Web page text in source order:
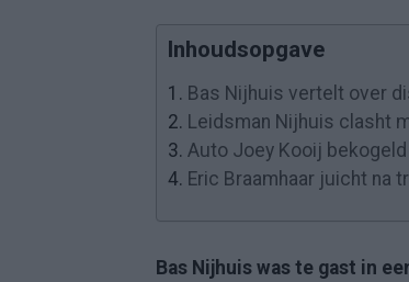
Inhoudsopgave
1. Bas Nijhuis vertelt over
2. Leidsman Nijhuis clasht
3. Auto Joey Kooij
4. Eric Braamhaar juicht na
Bas Nijhuis was te gast in